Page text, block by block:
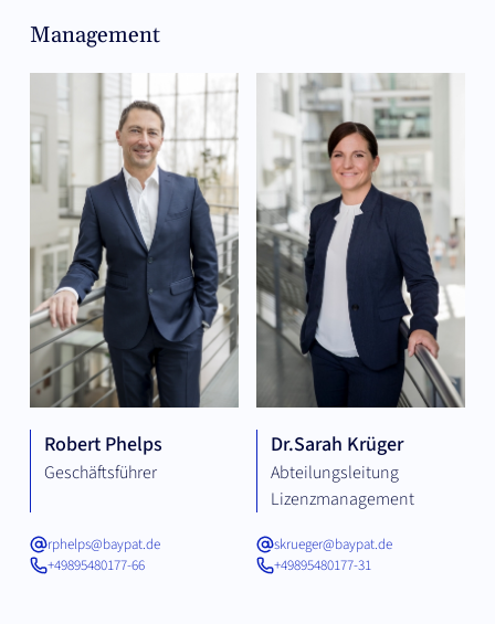
Management
Robert Phelps
Geschäftsführer
rphelps@baypat.de
+49895480177-66
Dr.Sarah Krüger
Abteilungsleitung
Lizenzmanagement
skrueger@baypat.de
+49895480177-31